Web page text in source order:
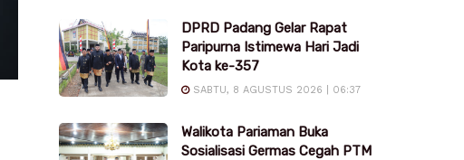
DPRD Padang Gelar Rapat
Paripurna Istimewa Hari Jadi
Kota ke-357
SABTU, 8 AGUSTUS 2026 | 06:37
Walikota Pariaman Buka
Sosialisasi Germas Cegah PTM